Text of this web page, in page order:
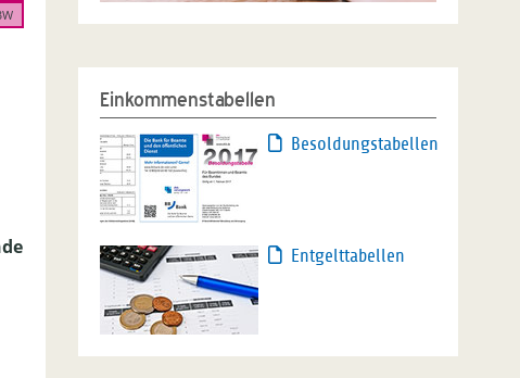
Einkommenstabellen
Besoldungstabellen
Entgelttabellen